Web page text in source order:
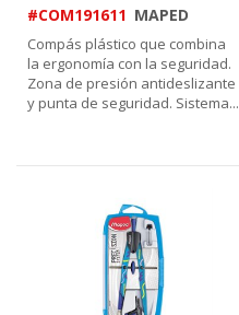
#COM191611 MAPED
Compás plástico que combina
la ergonomía con la seguridad.
Zona de presión antideslizante
y punta de seguridad. Sistema...